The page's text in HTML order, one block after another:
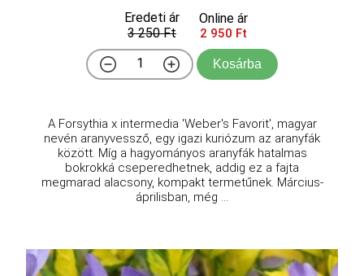
Eredeti ár
3 250 Ft
Online ár
2 950 Ft
Kosárba
A Forsythia x intermedia 'Weber's Favorit', magyar
nevén aranyvessző, egy igazi kuriózum az aranyfák
között. Míg a hagyományos aranyfák hatalmas
bokrokká cseperedhetnek, addig ez a fajta
megmarad alacsony, kompakt termetűnek. Március-
áprilisban, még ...